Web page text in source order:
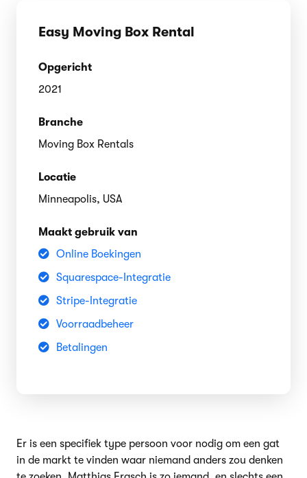
Easy Moving Box Rental
Opgericht
2021
Branche
Moving Box Rentals
Locatie
Minneapolis, USA
Maakt gebruik van
Online Boekingen
Squarespace-Integratie
Stripe-Integratie
Voorraadbeheer
Betalingen
Er is een specifiek type persoon voor nodig om een gat
in de markt te vinden waar niemand anders zou denken